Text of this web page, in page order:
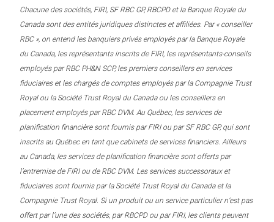
Chacune des sociétés, FIRI, SF RBC GP, RBCPD et la Banque Royale du
Canada sont des entités juridiques distinctes et affiliées. Par « conseiller
RBC », on entend les banquiers privés employés par la Banque Royale
du Canada, les représentants inscrits de FIRI, les représentants-conseils
employés par RBC PH&N SCP, les premiers conseillers en services
fiduciaires et les chargés de comptes employés par la Compagnie Trust
Royal ou la Société Trust Royal du Canada ou les conseillers en
placement employés par RBC DVM. Au Québec, les services de
planification financière sont fournis par FIRI ou par SF RBC GP, qui sont
inscrits au Québec en tant que cabinets de services financiers. Ailleurs
au Canada, les services de planification financière sont offerts par
l’entremise de FIRI ou de RBC DVM. Les services successoraux et
fiduciaires sont fournis par la Société Trust Royal du Canada et la
Compagnie Trust Royal. Si un produit ou un service particulier n’est pas
offert par l’une des sociétés, par RBCPD ou par FIRI, les clients peuvent